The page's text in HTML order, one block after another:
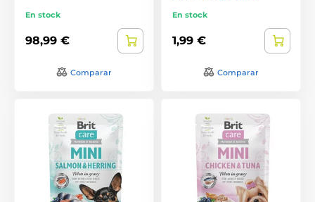
En stock
98,99 €
Comparar
En stock
1,99 €
Comparar